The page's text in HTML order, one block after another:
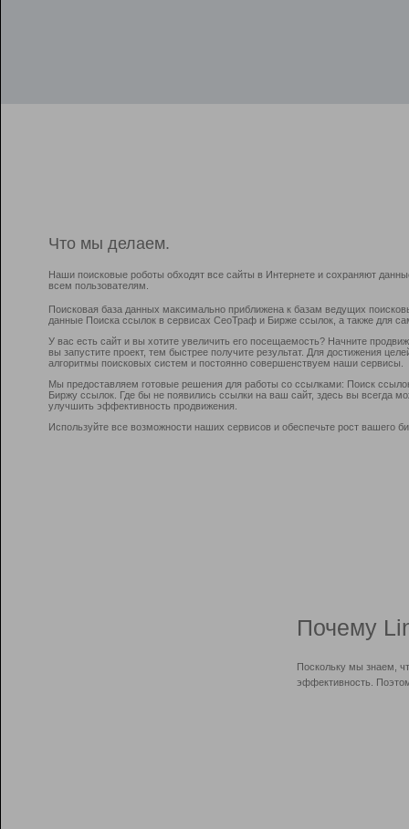
Что мы делаем.
Наши поисковые роботы обходят все сайты в Интернете и сохраняют
всем пользователям.
Поисковая база данных максимально приближена к базам ведущих
данные Поиска ссылок в сервисах СеоТраф и Бирже ссылок, а также для
У вас есть сайт и вы хотите увеличить его посещаемость? Начните
вы запустите проект, тем быстрее получите результат. Для достижения
алгоритмы поисковых систем и постоянно совершенствуем наши сервисы.
Мы предоставляем готовые решения для работы со ссылками: Поиск
Биржу ссылок. Где бы не появились ссылки на ваш сайт, здесь вы всегда
улучшить эффективность продвижения.
Используйте все возможности наших сервисов и обеспечьте рост вашего
Почему
Поскольку мы знаем,
эффективность.